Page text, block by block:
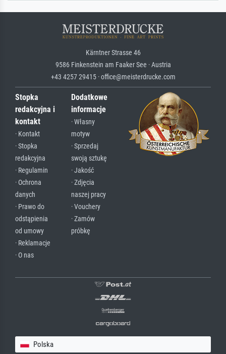
Kärntner Strasse 46
9586 Finkenstein am Faaker See · Austria
+43 4257 29415 · office@meisterdrucke.com
Stopka
redakcyjna i
kontakt
· Kontakt
· Stopka
redakcyjna
· Regulamin
· Ochrona
danych
· Prawo do
odstąpienia
od umowy
· Reklamacje
· O nas
Dodatkowe
informacje
· Własny
motyw
· Sprzedaj
swoją sztukę
· Jakość
· Zdjęcia
naszej pracy
· Vouchery
· Zamów
próbkę
Polska